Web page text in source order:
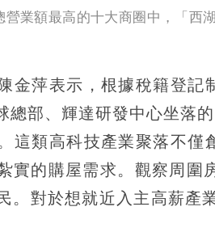
業額最高的十大商圈中，「西
金萍表示，根據稅籍登
總部、輝達研發中心坐落
這類高科技產業聚落不
實的購屋需求。觀察周
。對於想就近入主高薪產